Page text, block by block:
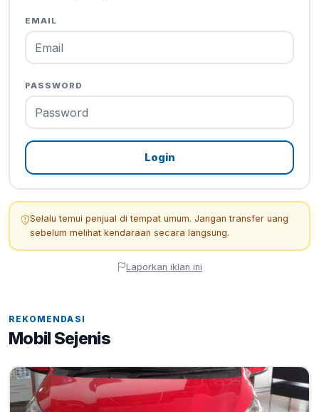
EMAIL
PASSWORD
Login
Selalu temui penjual di tempat umum. Jangan transfer uang
sebelum melihat kendaraan secara langsung.
Laporkan iklan ini
REKOMENDASI
Mobil Sejenis